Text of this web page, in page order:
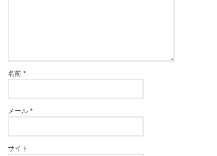
名前*
メール*
サイト